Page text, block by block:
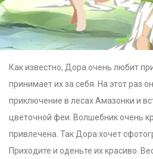
Как известно, Дора очень любит
принимает их за себя. На этот раз
приключение в лесах Амазонки и
цветочной феи. Волшебник очень
привлечена. Так Дора хочет
Приходите и оденьте их красиво.